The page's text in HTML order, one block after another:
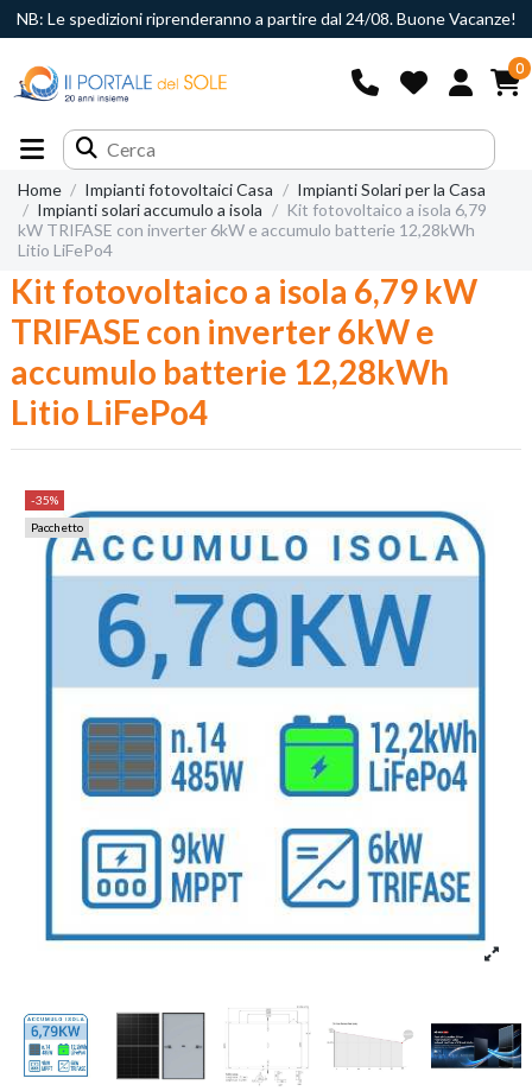
NB: Le spedizioni riprenderanno a partire dal 24/08. Buone Vacanze!
0
Home Impianti fotovoltaici Casa
Impianti Solari per la Casa
Impianti solari accumulo a isola
Kit fotovoltaico a isola 6,79
kW TRIFASE con inverter 6kW e accumulo batterie 12,28kWh
Litio LiFePo4
Kit fotovoltaico a isola 6,79 kW
TRIFASE con inverter 6kW e
accumulo batterie 12,28kWh
Litio LiFePo4
-35%
Pacchetto